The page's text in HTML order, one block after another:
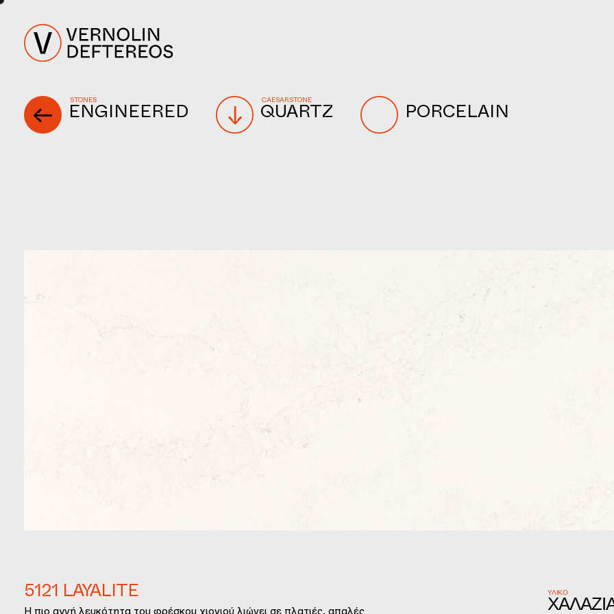
ENGINEERED
STONES
QUARTZ
CAESARSTONE
PORCELAIN
5121 LAYALITE
Η πιο αγνή λευκότητα του φρέσκου χιονιού λιώνει σε πλατιές, απαλές
ΥΛΙΚΌ